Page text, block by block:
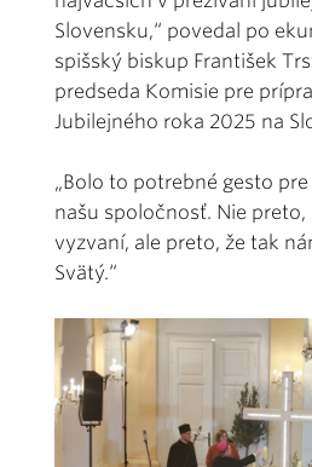
Slovensku,“ povedal po
spišský biskup František
predseda Komisie pre
Jubilejného roka 2025 na
„Bolo to potrebné gesto
našu spoločnosť. Nie
vyzvaní, ale preto, že tak
Svätý.“